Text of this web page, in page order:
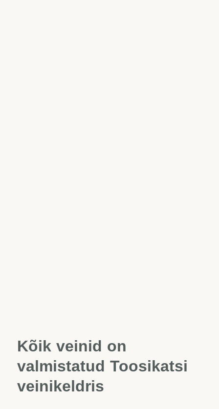
Kõik veinid on
valmistatud Toosikatsi
veinikeldris